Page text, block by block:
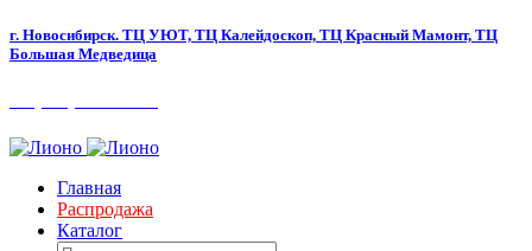
г. Новосибирск. ТЦ УЮТ, ТЦ Калейдоскоп, ТЦ Красный Мамонт, ТЦ
Большая Медведица​
Главная
Распродажа
Каталог